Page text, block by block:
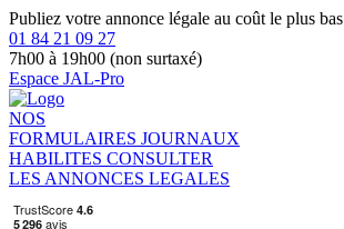
Publiez votre annonce légale au coût le plus bas
01 84 21 09 27
7h00 à 19h00 (non surtaxé)
Espace JAL-Pro
NOS
FORMULAIRES JOURNAUX
HABILITES CONSULTER
LES ANNONCES LEGALES